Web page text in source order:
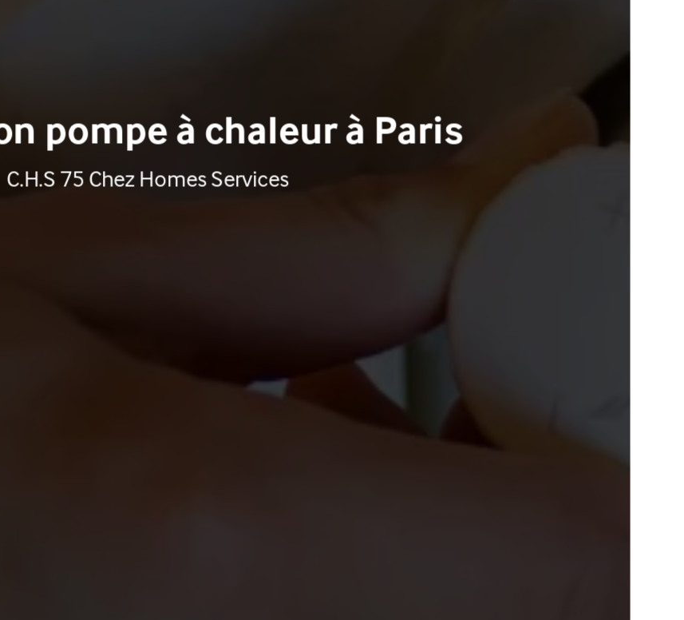
pompe à chaleur à Paris
C.H.S 75 Chez Homes Services